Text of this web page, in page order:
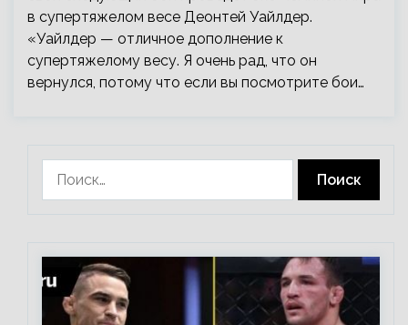
в супертяжелом весе Деонтей Уайлдер.
«Уайлдер — отличное дополнение к
супертяжелому весу. Я очень рад, что он
вернулся, потому что если вы посмотрите бои…